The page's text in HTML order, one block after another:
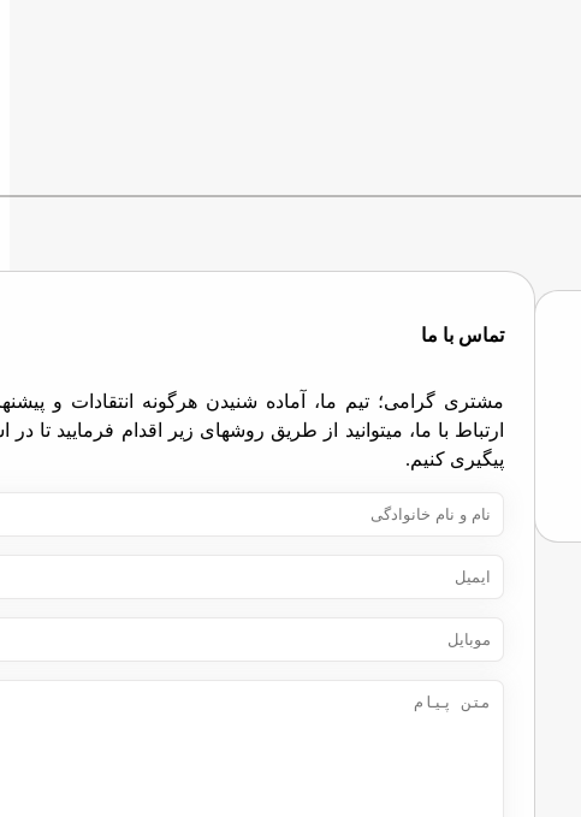
تماس با ما
مشتری گرامی؛ تیم ما، آماده شنیدن هرگونه انتقادات و
ارتباط با ما، میتوانید از طریق روشهای زیر اقدام فرمایید تا
پیگیری کنیم.